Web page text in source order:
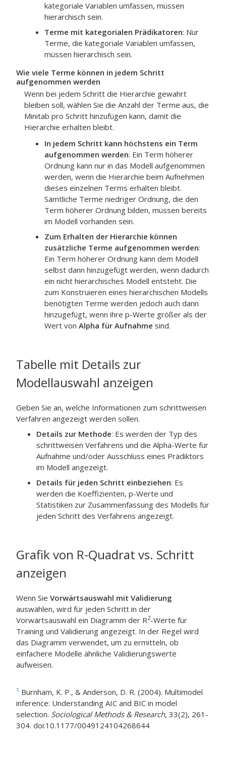
kategoriale Variablen umfassen, müssen
hierarchisch sein.
Terme mit kategorialen Prädikatoren: Nur
Terme, die kategoriale Variablen umfassen,
müssen hierarchisch sein.
Wie viele Terme können in jedem Schritt
aufgenommen werden
Wenn bei jedem Schritt die Hierarchie gewahrt
bleiben soll, wählen Sie die Anzahl der Terme aus, die
Minitab pro Schritt hinzufügen kann, damit die
Hierarchie erhalten bleibt.
In jedem Schritt kann höchstens ein Term
aufgenommen werden: Ein Term höherer
Ordnung kann nur in das Modell aufgenommen
werden, wenn die Hierarchie beim Aufnehmen
dieses einzelnen Terms erhalten bleibt.
Sämtliche Terme niedriger Ordnung, die den
Term höherer Ordnung bilden, müssen bereits
im Modell vorhanden sein.
Zum Erhalten der Hierarchie können
zusätzliche Terme aufgenommen werden:
Ein Term höherer Ordnung kann dem Modell
selbst dann hinzugefügt werden, wenn dadurch
ein nicht hierarchisches Modell entsteht. Die
zum Konstruieren eines hierarchischen Modells
benötigten Terme werden jedoch auch dann
hinzugefügt, wenn ihre p-Werte größer als der
Wert von Alpha für Aufnahme sind.
Tabelle mit Details zur
Modellauswahl anzeigen
Geben Sie an, welche Informationen zum schrittweisen
Verfahren angezeigt werden sollen.
Details zur Methode: Es werden der Typ des
schrittweisen Verfahrens und die Alpha-Werte für
Aufnahme und/oder Ausschluss eines Prädiktors
im Modell angezeigt.
Details für jeden Schritt einbeziehen: Es
werden die Koeffizienten, p-Werte und
Statistiken zur Zusammenfassung des Modells für
jeden Schritt des Verfahrens angezeigt.
Grafik von R-Quadrat vs. Schritt
anzeigen
Wenn Sie Vorwärtsauswahl mit Validierung
auswählen, wird für jeden Schritt in der
Vorwärtsauswahl ein Diagramm der R2-Werte für
Training und Validierung angezeigt. In der Regel wird
das Diagramm verwendet, um zu ermitteln, ob
einfachere Modelle ähnliche Validierungswerte
aufweisen.
1 Burnham, K. P., & Anderson, D. R. (2004). Multimodel
inference: Understanding AIC and BIC in model
selection. Sociological Methods & Research, 33(2), 261-
304. doi:10.1177/0049124104268644